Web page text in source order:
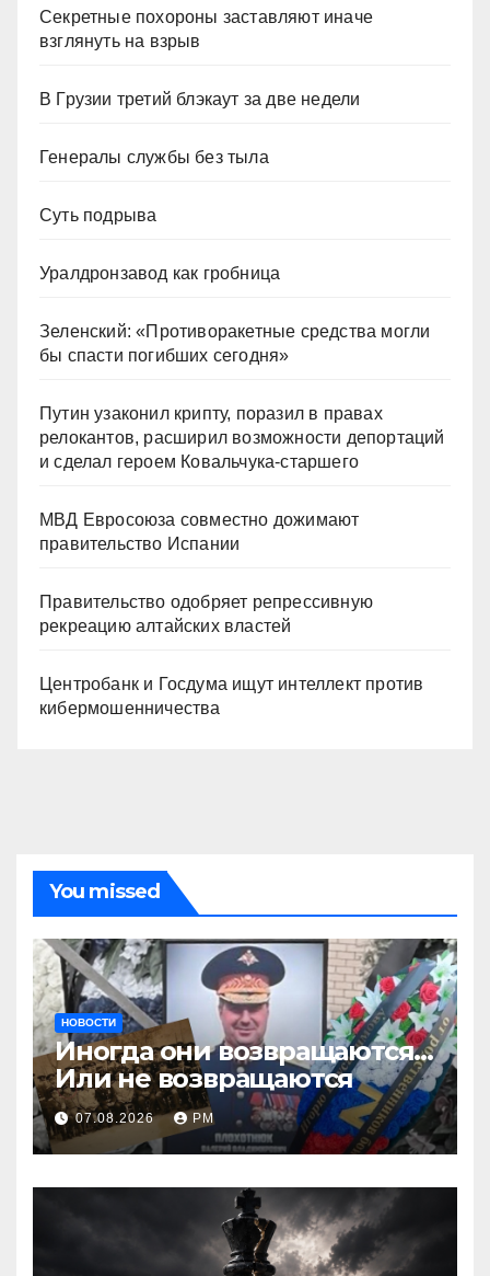
Секретные похороны заставляют иначе
взглянуть на взрыв
В Грузии третий блэкаут за две недели
Генералы службы без тыла
Суть подрыва
Уралдронзавод как гробница
Зеленский: «Противоракетные средства могли
бы спасти погибших сегодня»
Путин узаконил крипту, поразил в правах
релокантов, расширил возможности депортаций
и сделал героем Ковальчука-старшего
МВД Евросоюза совместно дожимают
правительство Испании
Правительство одобряет репрессивную
рекреацию алтайских властей
Центробанк и Госдума ищут интеллект против
кибермошенничества
You missed
НОВОСТИ
Иногда они возвращаются…
Или не возвращаются
07.08.2026 РМ